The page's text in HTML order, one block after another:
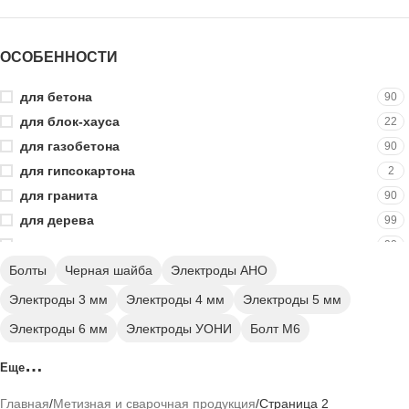
180 мм
1000 мм 9
ОСОБЕННОСТИ
для бетона 90
для блок-хауса 22
для газобетона 90
для гипсокартона 2
для гранита 90
для дерева 99
90
для металла
шестигранная гайка
Болты Черная шайба
Электроды АНО
Электроды 3 мм
Электроды 4 мм
Электроды 5 мм
Электроды 6 мм
Электроды УОНИ
Болт М6
Еще
Главная Метизная и сварочная продукция Страница 2